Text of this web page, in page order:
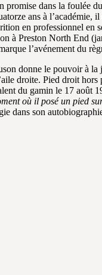
dans la foulée
ans à l’académie,
en professionnel en
à Preston North End
l’avénement du
donne le pouvoir à
droite. Pied droit
du gamin le 17 août
où il posé un pied
dans son